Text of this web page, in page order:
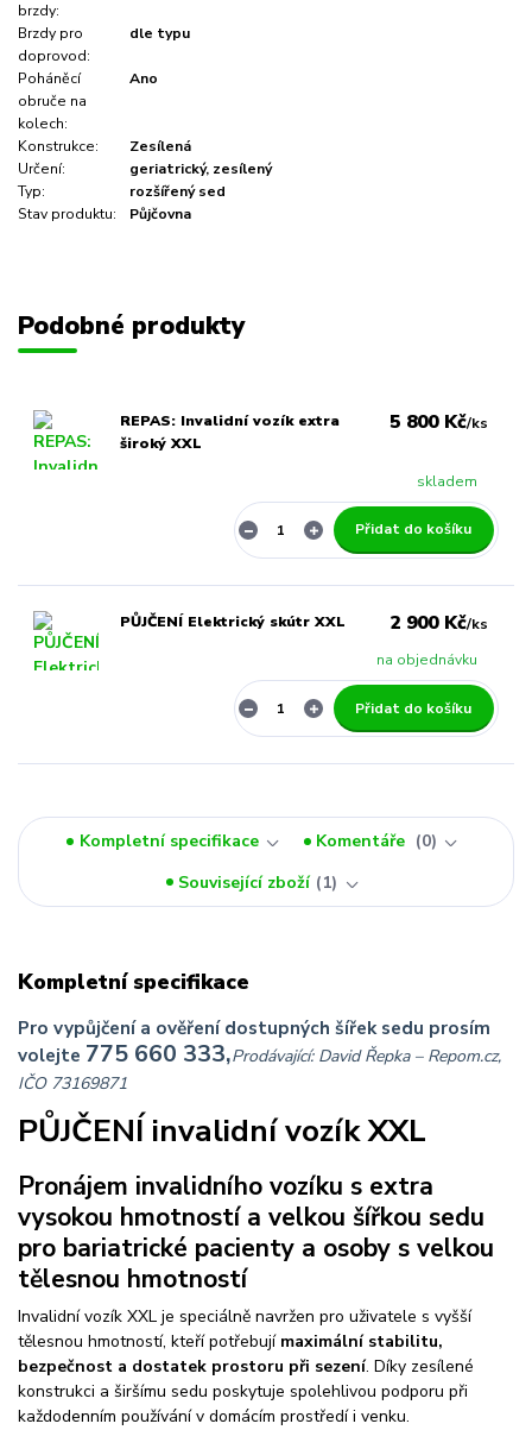
brzdy:
Brzdy pro
doprovod:
dle typu
Poháněcí
obruče na
kolech:
Ano
Konstrukce:
Zesílená
Určení:
geriatrický, zesílený
Typ:
rozšířený sed
Stav produktu:
Půjčovna
Podobné produkty
REPAS: Invalidní vozík extra
široký XXL
5 800 Kč/ks
skladem
Přidat do košíku
PŮJČENÍ Elektrický skútr XXL 2 900 Kč/ks
na objednávku
Přidat do košíku
Kompletní specifikace Komentáře
0
Související zboží
1
Kompletní specifikace
Pro vypůjčení a ověření dostupných šířek sedu prosím
volejte 775 660 333,Prodávající: David Řepka – Repom.cz,
IČO 73169871
PŮJČENÍ invalidní vozík XXL
Pronájem invalidního vozíku s extra
vysokou hmotností a velkou šířkou sedu
pro bariatrické pacienty a osoby s velkou
tělesnou hmotností
Invalidní vozík XXL je speciálně navržen pro uživatele s vyšší
tělesnou hmotností, kteří potřebují maximální stabilitu,
bezpečnost a dostatek prostoru při sezení. Díky zesílené
konstrukci a širšímu sedu poskytuje spolehlivou podporu při
každodenním používání v domácím prostředí i venku.